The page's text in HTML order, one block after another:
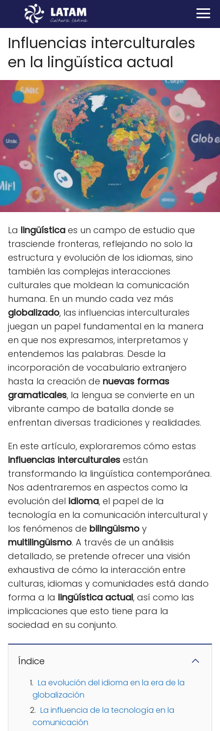
Influencias interculturales
en la lingüística actual
La lingüística es un campo de estudio que
trasciende fronteras, reflejando no solo la
estructura y evolución de los idiomas, sino
también las complejas interacciones
culturales que moldean la comunicación
humana. En un mundo cada vez más
globalizado, las influencias interculturales
juegan un papel fundamental en la manera
en que nos expresamos, interpretamos y
entendemos las palabras. Desde la
incorporación de vocabulario extranjero
hasta la creación de nuevas formas
gramaticales, la lengua se convierte en un
vibrante campo de batalla donde se
enfrentan diversas tradiciones y realidades.
En este artículo, exploraremos cómo estas
influencias interculturales están
transformando la lingüística contemporánea.
Nos adentraremos en aspectos como la
evolución del idioma, el papel de la
tecnología en la comunicación intercultural y
los fenómenos de bilingüismo y
multilingüismo. A través de un análisis
detallado, se pretende ofrecer una visión
exhaustiva de cómo la interacción entre
culturas, idiomas y comunidades está dando
forma a la lingüística actual, así como las
implicaciones que esto tiene para la
sociedad en su conjunto.
Índice
La evolución del idioma en la era de la
globalización
La influencia de la tecnología en la
comunicación